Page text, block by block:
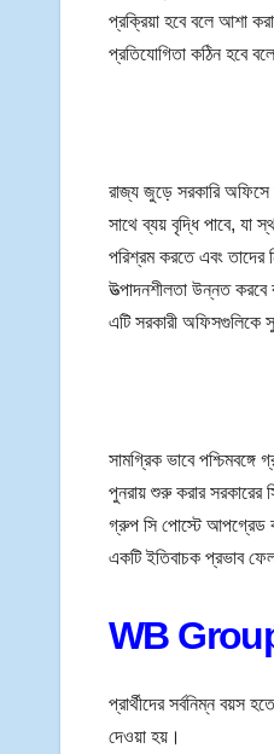
প্রক্রিয়া হবে বলে আশা
প্রতিযোগিতা কঠিন হবে
রাজ্য জুড়ে সরকারি অফিসে
সাথে ব্যয় বৃদ্ধি পাবে, যা
পরিশ্রম করতে এবং তাদের
উত্পাদনশীলতা উন্নত করবে
এটি সরকারী অফিসগুলিকে
সামগ্রিক ভাবে
পুনরায় শুরু করার সরকারের
গ্রুপ সি পোস্টে আপগ্রেড
একটি ইতিবাচক প্রভাব
WB
প্রার্থীদের সর্বনিম্ন বয়স
দেওয়া হয়।